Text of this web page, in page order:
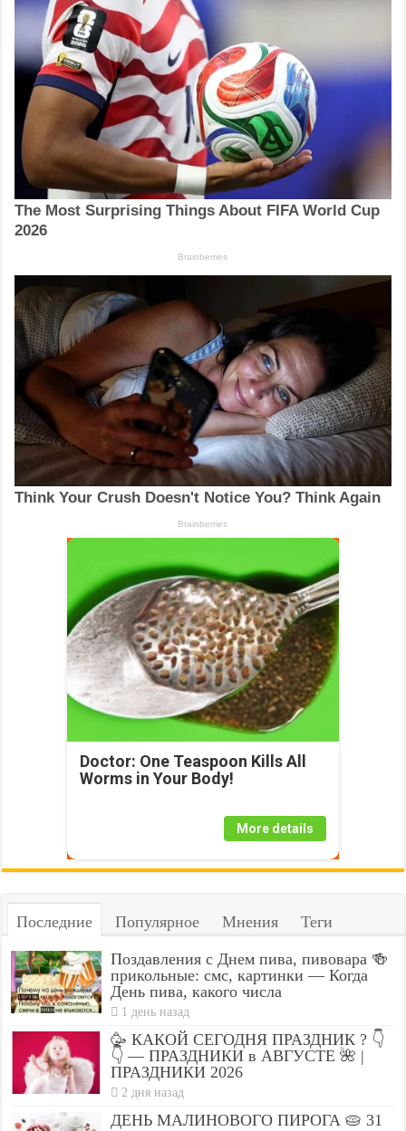
Doctor: One Teaspoon Kills All
Worms in Your Body!
More details
Последние Популярное Мнения Теги
Поздавления с Днем пива, пивовара 🍻
прикольные: смс, картинки — Когда
День пива, какого числа
1 день назад
🥳 КАКОЙ СЕГОДНЯ ПРАЗДНИК ? 👇
👇 — ПРАЗДНИКИ в АВГУСТЕ 🌺 |
ПРАЗДНИКИ 2026
2 дня назад
ДЕНЬ МАЛИНОВОГО ПИРОГА 🥧 31